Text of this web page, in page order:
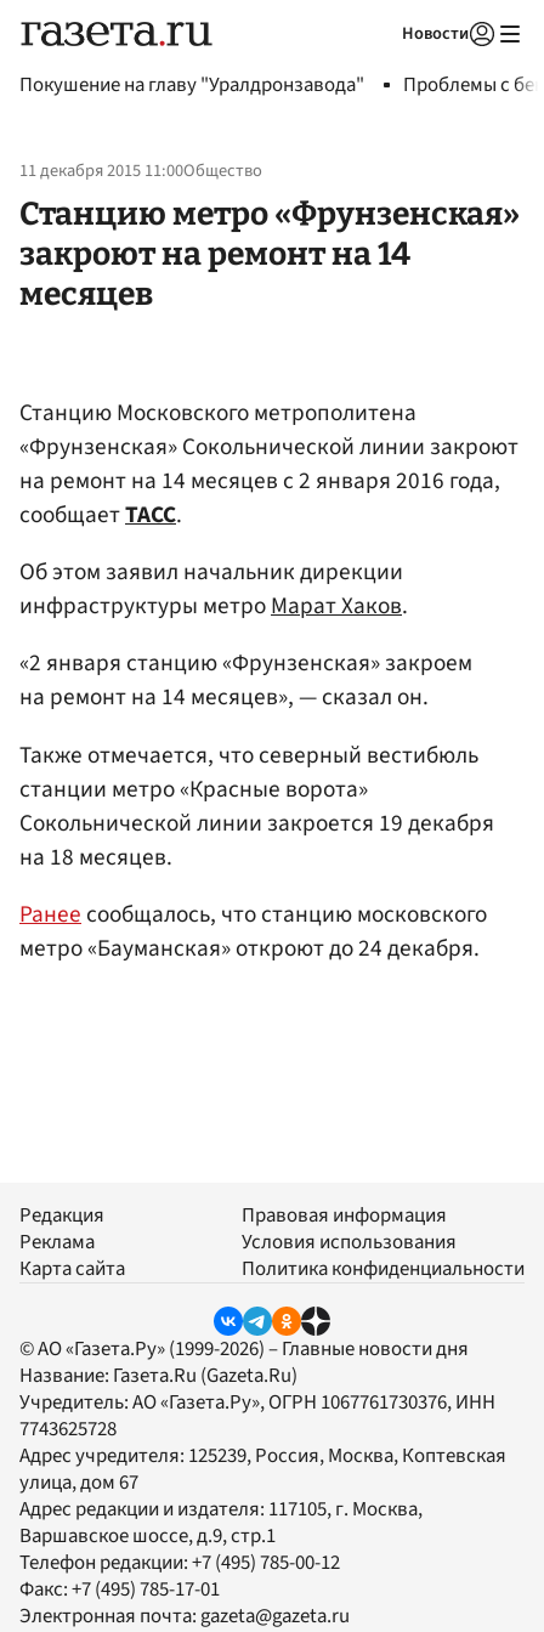
Новости
Покушение на главу "Уралдронзавода" Проблемы с
11 декабря 2015 11:00Общество
Станцию метро «Фрунзенская»
закроют на ремонт на 14
месяцев
Станцию Московского метрополитена
«Фрунзенская» Сокольнической линии закроют
на ремонт на 14 месяцев с 2 января 2016 года,
сообщаетТАСС.
Об этом заявил начальник дирекции
инфраструктуры метроМарат Хаков.
«2 января станцию «Фрунзенская» закроем
на ремонт на 14 месяцев», — сказал он.
Также отмечается, что северный вестибюль
станции метро «Красные ворота»
Сокольнической линии закроется 19 декабря
на 18 месяцев.
Ранеесообщалось, что станцию московского
метро «Бауманская» откроют до 24 декабря.
Редакция
Реклама
Карта сайта
Правовая информация
Условия использования
Политика конфиденциальности
© АО «Газета.Ру» (1999-2026) – Главные новости дня
Название: Газета.Ru (Gazeta.Ru)
Учредитель:АО «Газета.Ру», ОГРН 1067761730376, ИНН
7743625728
Адрес учредителя: 125239, Россия, Москва, Коптевская
улица, дом 67
Адрес редакции и издателя: 117105, г. Москва,
Варшавское шоссе, д.9, стр.1
Телефон редакции:+7 (495) 785-00-12
Факс:+7 (495) 785-17-01
Электронная почта:gazeta@gazeta.ru